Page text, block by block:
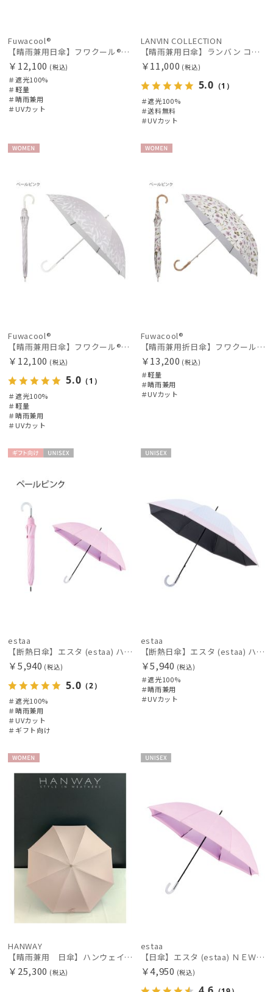
その他
カラー
価格・割引率
在庫表示
入荷状況
Fuwacool®
【晴雨兼用日傘】フワクール®ホワイト（Fuwacool® White）ボタニカルグリッター 遮光100 UV100
￥12,100 (税込)
＃遮光100%
＃軽量
＃晴雨兼用
＃UVカット
LANVIN COLLECTION
【晴雨兼用日傘】ランバン コレクション (LANVIN COLLECTION) オーガンジーカットワーク 遮光100 UV100
￥11,000 (税込)
5.0 （1）
＃遮光100%
＃送料無料
＃UVカット
Fuwacool®
【晴雨兼用日傘】フワクール®ホワイト（Fuwacool® White）スパークルブラッシュ 遮光100 UV100
￥12,100 (税込)
5.0 （1）
＃遮光100%
＃軽量
＃晴雨兼用
＃UVカット
Fuwacool®
【晴雨兼用折日傘】フワクール®ホワイト（Fuwacool® White）ボタニカル 遮光100% 遮熱 UV100%
￥13,200 (税込)
＃軽量
＃晴雨兼用
＃UVカット
estaa
【断熱日傘】エスタ (estaa) ハニカム断熱パラソル グラデーション 晴雨兼用 遮光100 UV100
￥5,940 (税込)
5.0 （2）
＃遮光100%
＃晴雨兼用
＃UVカット
＃ギフト向け
estaa
【断熱日傘】エスタ (estaa) ハニカム断熱パラソル ボーダー 晴雨兼用 遮光100 UV100
￥5,940 (税込)
＃遮光100%
＃晴雨兼用
＃UVカット
HANWAY
【晴雨兼用 日傘】ハンウェイ（ＨＡＮＷＡＹ）Powder（パウダー）黒ラミネート
￥25,300 (税込)
estaa
【日傘】エスタ (estaa) ＮＥＷ断熱パラソル グラデーション晴雨兼用 一級遮光 UV
￥4,950 (税込)